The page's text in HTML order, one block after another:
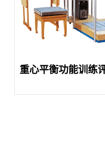
重心平衡功能训练